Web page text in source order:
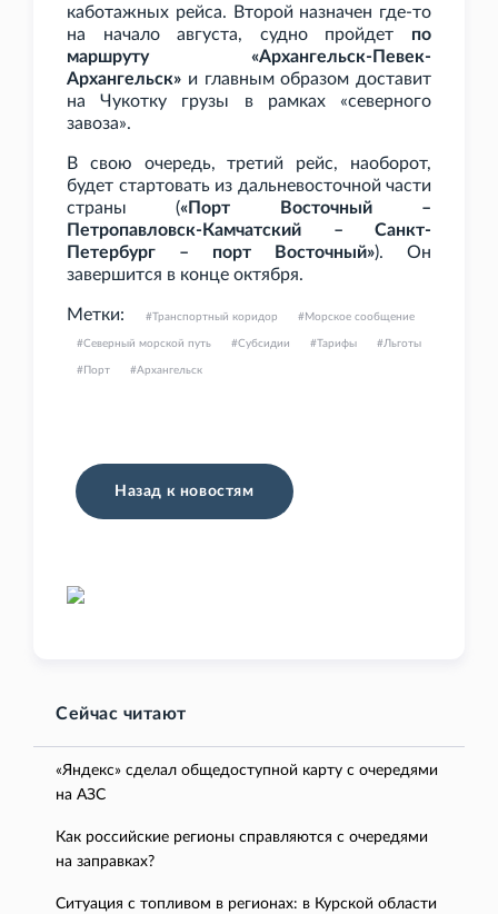
каботажных рейса. Второй назначен где-то
на начало августа, судно пройдет по
маршруту «Архангельск-Певек-
Архангельск» и главным образом доставит
на Чукотку грузы в рамках «северного
завоза».
В свою очередь, третий рейс, наоборот,
будет стартовать из дальневосточной части
страны («Порт Восточный –
Петропавловск-Камчатский – Санкт-
Петербург – порт Восточный»). Он
завершится в конце октября.
Метки: Транспортный коридор Морское сообщение
Северный морской путь Субсидии Тарифы Льготы
Порт Архангельск
Назад к новостям
Сейчас читают
«Яндекс» сделал общедоступной карту с очередями
на АЗС
Как российские регионы справляются с очередями
на заправках?
Ситуация с топливом в регионах: в Курской области